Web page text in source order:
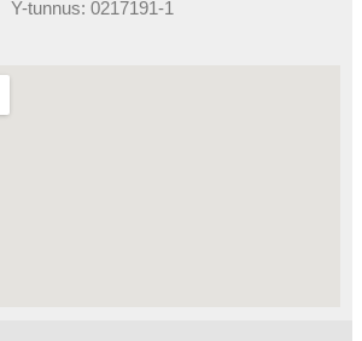
Y-tunnus: 0217191-1